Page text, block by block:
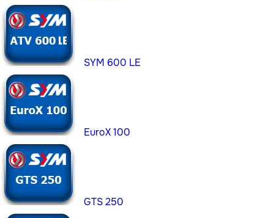
SYM 600 LE
EuroX 100
GTS 250